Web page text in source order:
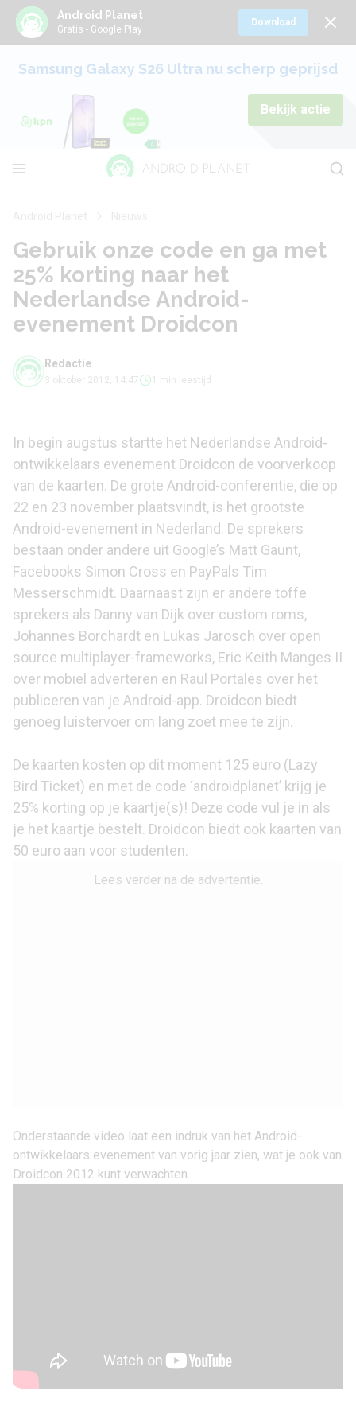
Android Planet
Gratis - Google Play
Download
Samsung Galaxy S26 Ultra nu scherp geprijsd
Bekijk actie
Gebruik onze code en ga met
25% korting naar het
Nederlandse Android-
evenement Droidcon
Redactie
3 oktober 2012, 14:47 1 min leestijd
In begin augstus startte het Nederlandse Android-
ontwikkelaars evenement Droidcon de voorverkoop
van de kaarten. De grote Android-conferentie, die op
22 en 23 november plaatsvindt, is het grootste
Android-evenement in Nederland. De sprekers
bestaan onder andere uit Google’s Matt Gaunt,
Facebooks Simon Cross en PayPals Tim
Messerschmidt. Daarnaast zijn er andere toffe
sprekers als Danny van Dijk over custom roms,
Johannes Borchardt en Lukas Jarosch over open
source multiplayer-frameworks, Eric Keith Manges II
over mobiel adverteren en Raul Portales over het
publiceren van je Android-app. Droidcon biedt
genoeg luistervoer om lang zoet mee te zijn.
De kaarten kosten op dit moment 125 euro (Lazy
Bird Ticket) en met de code ‘androidplanet’ krijg je
25% korting op je kaartje(s)! Deze code vul je in als
je het kaartje bestelt. Droidcon biedt ook kaarten van
50 euro aan voor studenten.
Lees verder na de advertentie.
Onderstaande video laat een indruk van het Android-
ontwikkelaars evenement van vorig jaar zien, wat je ook van
Droidcon 2012 kunt verwachten.